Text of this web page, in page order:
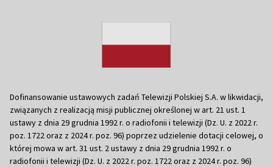
Dofinansowanie ustawowych zadań Telewizji Polskiej S.A. w likwidacji,
związanych z realizacją misji publicznej określonej w art. 21 ust. 1
ustawy z dnia 29 grudnia 1992 r. o radiofonii i telewizji (Dz. U. z 2022 r.
poz. 1722 oraz z 2024 r. poz. 96) poprzez udzielenie dotacji celowej, o
której mowa w art. 31 ust. 2 ustawy z dnia 29 grudnia 1992 r. o
radiofonii i telewizji (Dz. U. z 2022 r. poz. 1722 oraz z 2024 r. poz. 96)